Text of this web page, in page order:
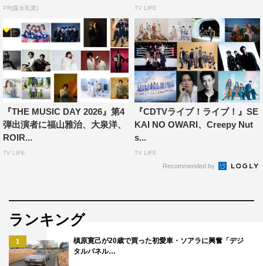
力強さを込めた「BLAST OUT」を、日向坂46は情熱的な
ラテンのリズムに乗せ、抑えきれない衝動を歌う「Kind of
love」を披露する。
未来を切り拓く新しいアーティストを紹介するコーナー
「Coming Up」で紹介するのは、大型オーディション番組
のファイナリスト同士で結成した、本多大夢と浜川路己に
よるデュオ・ROIROM。昨年5月に結成、これまで発表し
た3曲のプレデビュー曲はいずれも音楽チャートの1位を獲
得。さらに、昨年11月に有明アリーナで開催したデビュー
ショーケースに2万人を動員するなど、結成直後から快進
器”をそれぞれプレゼン。人気の理由をひもとく。
披露するのは、満を持してリリースしたデビュー曲
「CLASSIC WAVE」。懐かしさを感じさせるディスコサ
ウンドに乗せて歌われる、「はじめようか 二人だけで」
PR(森永乳業) TV LIFE
『THE MUSIC DAY 2026』第4
弾出演者に福山雅治、大泉洋、
ROIR...
TV LIFE
『CDTVライブ！ライブ！』SE
KAI NO OWARI、Creepy Nut
s...
TV LIFE
Recommended by
ランキング
1
槙原寛己が20歳で買った初愛車・ソアラに興奮「デジ
タルパネル…